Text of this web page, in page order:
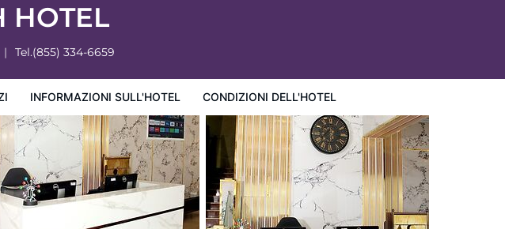
HOTEL
Tel.(855) 334-6659
INFORMAZIONI SULL'HOTEL CONDIZIONI DELL'HOTEL